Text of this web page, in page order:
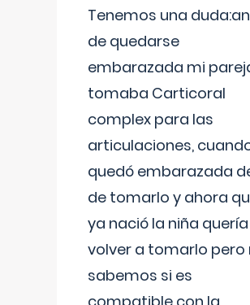
Tenemos una
de quedarse
embarazada mi
tomaba Carticoral
complex para las
articulaciones,
quedó embarazada
de tomarlo y ahora
ya nació la niña quería
volver a tomarlo pero
sabemos si es